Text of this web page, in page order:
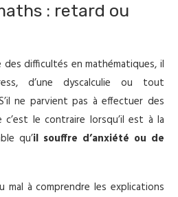
: retard ou
difficultés en mathématiques, il
d’une dyscalculie ou tout
ne parvient pas à effectuer des
c’est le contraire lorsqu’il est à la
qu’il souffre d’anxiété ou de
mal à comprendre les explications